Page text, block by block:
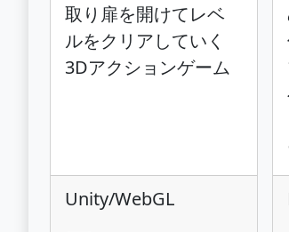
取り扉を開けてレベ
ルをクリアしていく
3Dアクションゲーム
Unity/WebGL